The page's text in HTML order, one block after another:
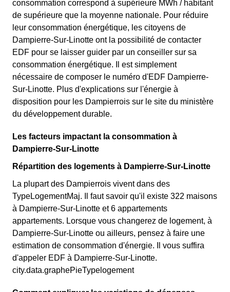
consommation correspond à supérieure MWh / habitant
de supérieure que la moyenne nationale. Pour réduire
leur consommation énergétique, les citoyens de
Dampierre-Sur-Linotte ont la possibilité de contacter
EDF pour se laisser guider par un conseiller sur sa
consommation énergétique. Il est simplement
nécessaire de composer le numéro d'EDF Dampierre-
Sur-Linotte. Plus d'explications sur l'énergie à
disposition pour les Dampierrois sur le site du ministère
du développement durable.
Les facteurs impactant la consommation à
Dampierre-Sur-Linotte
Répartition des logements à Dampierre-Sur-Linotte
La plupart des Dampierrois vivent dans des
TypeLogementMaj. Il faut savoir qu'il existe 322 maisons
à Dampierre-Sur-Linotte et 6 appartements
appartements. Lorsque vous changerez de logement, à
Dampierre-Sur-Linotte ou ailleurs, pensez à faire une
estimation de consommation d'énergie. Il vous suffira
d'appeler EDF à Dampierre-Sur-Linotte.
city.data.graphePieTypelogement